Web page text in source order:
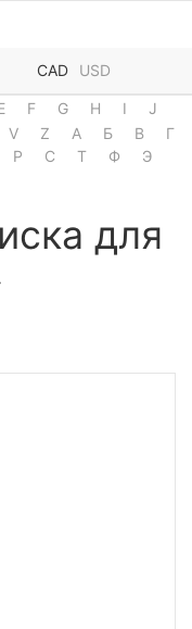
CAD USD
F G H I
J
V Z А Б В
Г
Р С Т Ф
Э
для